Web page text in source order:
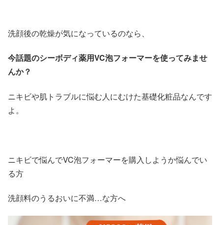
洗顔後の乾燥が気になっているのなら、
今話題のシーボディ薬用VC泡フォーマーを使ってみませ
んか？
ニキビや肌トラブルに悩む人にむけた基礎化粧品なんです
よ。
ニキビで悩んでVC泡フォーマーを購入しようか悩んでい
る方
洗顔料のうるおいに不満…な方へ